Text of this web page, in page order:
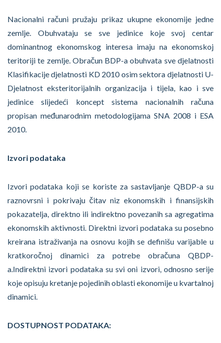
Nacionalni računi pružaju prikaz ukupne ekonomije jedne
zemlje. Obuhvataju se sve jedinice koje svoj centar
dominantnog ekonomskog interesa imaju na ekonomskoj
teritoriji te zemlje. Obračun BDP-a obuhvata sve djelatnosti
Klasifikacije djelatnosti KD 2010 osim sektora djelatnosti U-
Djelatnost eksteritorijalnih organizacija i tijela, kao i sve
jedinice slijedeći koncept sistema nacionalnih računa
propisan međunarodnim metodologijama SNA 2008 i ESA
2010.
Izvori podataka
Izvori podataka koji se koriste za sastavljanje QBDP-a su
raznovrsni i pokrivaju čitav niz ekonomskih i finansijskih
pokazatelja, direktno ili indirektno povezanih sa agregatima
ekonomskih aktivnosti. Direktni izvori podataka su posebno
kreirana istraživanja na osnovu kojih se definišu varijable u
kratkoročnoj dinamici za potrebe obračuna QBDP-
a.Indirektni izvori podataka su svi oni izvori, odnosno serije
koje opisuju kretanje pojedinih oblasti ekonomije u kvartalnoj
dinamici.
DOSTUPNOST PODATAKA: